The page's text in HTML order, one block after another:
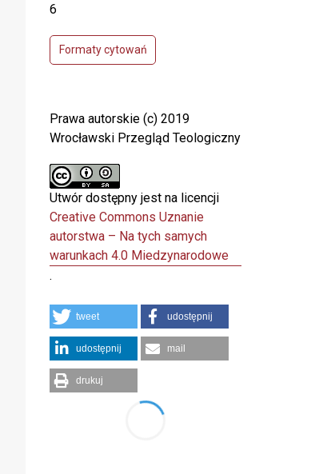
6
Formaty cytowań
Prawa autorskie (c) 2019
Wrocławski Przegląd Teologiczny
Utwór dostępny jest na licencji
Creative Commons Uznanie
autorstwa – Na tych samych
warunkach 4.0 Miedzynarodowe
.
tweet udostępnij
udostępnij mail
drukuj